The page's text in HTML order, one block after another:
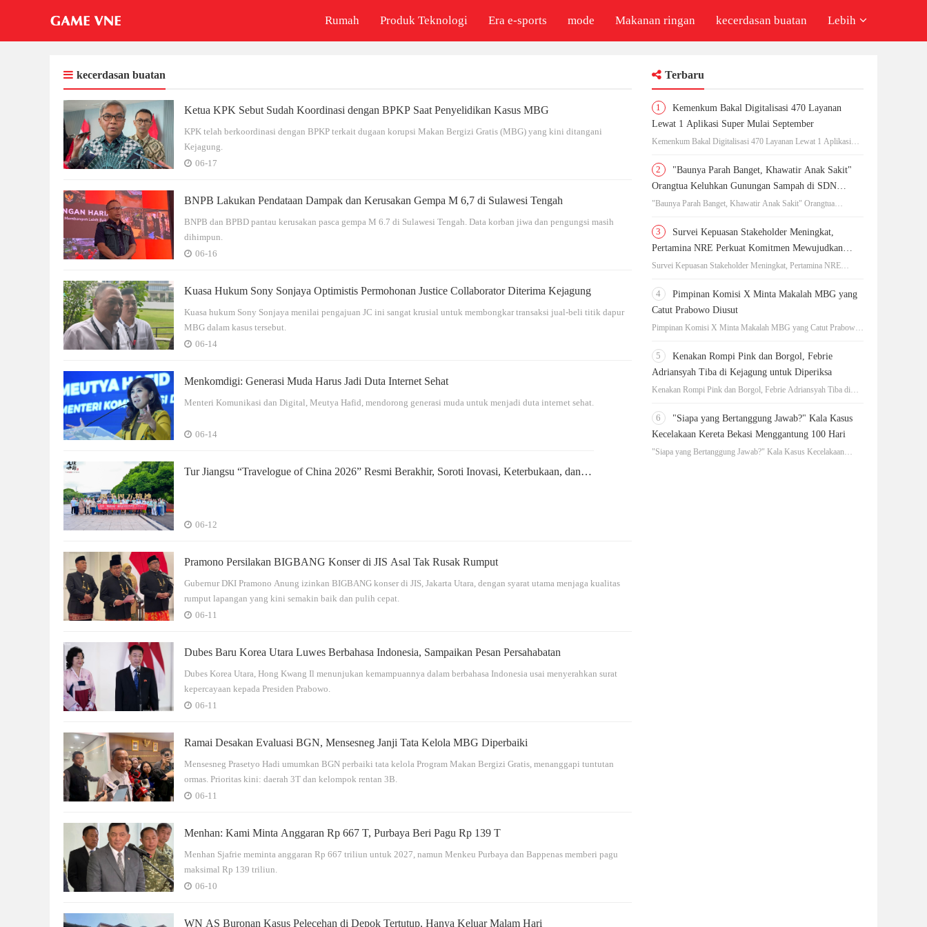
Rumah Produk Teknologi Era e-sports mode Makanan ringan kecerdasan buatan Lebih
kecerdasan buatan
Ketua KPK Sebut Sudah Koordinasi dengan BPKP Saat Penyelidikan Kasus MBG
KPK telah berkoordinasi dengan BPKP terkait dugaan korupsi Makan Bergizi Gratis (MBG) yang kini ditangani
Kejagung.
06-17
BNPB Lakukan Pendataan Dampak dan Kerusakan Gempa M 6,7 di Sulawesi Tengah
BNPB dan BPBD pantau kerusakan pasca gempa M 6.7 di Sulawesi Tengah. Data korban jiwa dan pengungsi masih
dihimpun.
06-16
Kuasa Hukum Sony Sonjaya Optimistis Permohonan Justice Collaborator Diterima Kejagung
Kuasa hukum Sony Sonjaya menilai pengajuan JC ini sangat krusial untuk membongkar transaksi jual-beli titik dapur
MBG dalam kasus tersebut.
06-14
Menkomdigi: Generasi Muda Harus Jadi Duta Internet Sehat
Menteri Komunikasi dan Digital, Meutya Hafid, mendorong generasi muda untuk menjadi duta internet sehat.
06-14
Tur Jiangsu “Travelogue of China 2026” Resmi Berakhir, Soroti Inovasi, Keterbukaan, dan
06-12
Pramono Persilakan BIGBANG Konser di JIS Asal Tak Rusak Rumput
Gubernur DKI Pramono Anung izinkan BIGBANG konser di JIS, Jakarta Utara, dengan syarat utama menjaga kualitas
rumput lapangan yang kini semakin baik dan pulih cepat.
06-11
Dubes Baru Korea Utara Luwes Berbahasa Indonesia, Sampaikan Pesan Persahabatan
Dubes Korea Utara, Hong Kwang Il menunjukan kemampuannya dalam berbahasa Indonesia usai menyerahkan surat
kepercayaan kepada Presiden Prabowo.
06-11
Ramai Desakan Evaluasi BGN, Mensesneg Janji Tata Kelola MBG Diperbaiki
Mensesneg Prasetyo Hadi umumkan BGN perbaiki tata kelola Program Makan Bergizi Gratis, menanggapi tuntutan
ormas. Prioritas kini: daerah 3T dan kelompok rentan 3B.
06-11
Menhan: Kami Minta Anggaran Rp 667 T, Purbaya Beri Pagu Rp 139 T
Menhan Sjafrie meminta anggaran Rp 667 triliun untuk 2027, namun Menkeu Purbaya dan Bappenas memberi pagu
maksimal Rp 139 triliun.
06-10
WN AS Buronan Kasus Pelecehan di Depok Tertutup, Hanya Keluar Malam Hari
Terbaru
1
Kemenkum Bakal Digitalisasi 470 Layanan
Lewat 1 Aplikasi Super Mulai September
Kemenkum Bakal Digitalisasi 470 Layanan Lewat 1 Aplikasi
2
"Baunya Parah Banget, Khawatir Anak Sakit"
Orangtua Keluhkan Gunungan Sampah di SDN
Kedaung Kali Angke
"Baunya Parah Banget, Khawatir Anak Sakit" Orangtua
3
Survei Kepuasan Stakeholder Meningkat,
Pertamina NRE Perkuat Komitmen Mewujudkan
Transisi Energi Berkelanjutan
Survei Kepuasan Stakeholder Meningkat, Pertamina NRE
4
Pimpinan Komisi X Minta Makalah MBG yang
Catut Prabowo Diusut
Pimpinan Komisi X Minta Makalah MBG yang Catut Prabowo
5
Kenakan Rompi Pink dan Borgol, Febrie
Adriansyah Tiba di Kejagung untuk Diperiksa
Kenakan Rompi Pink dan Borgol, Febrie Adriansyah Tiba di
6
"Siapa yang Bertanggung Jawab?" Kala Kasus
Kecelakaan Kereta Bekasi Menggantung 100 Hari
"Siapa yang Bertanggung Jawab?" Kala Kasus Kecelakaan